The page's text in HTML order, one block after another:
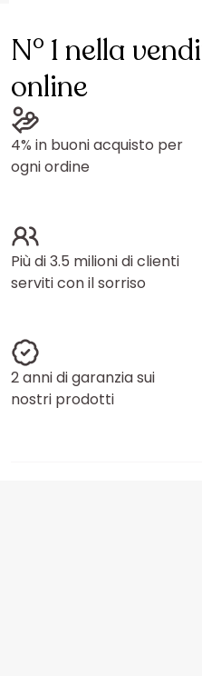
N° 1 nella
online
4% in buoni acquisto per
ogni ordine
Più di 3.5 milioni di clienti
serviti con il sorriso
2 anni di garanzia sui
nostri prodotti